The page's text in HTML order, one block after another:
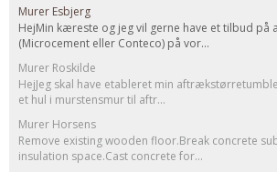
MURER
Nybygning
Reparationer
Om Materialer
Om Værktøj
GLARMESTER
Murer Esbjerg
HejMin kæreste og jeg vil gerne have et tilbud på
(Microcement eller Conteco) på vor...
Murer Roskilde
HejJeg skal have etableret min
et hul i murstensmur til aftr...
Murer Horsens
Remove existing wooden floor.Break concrete
insulation space.Cast concrete for...